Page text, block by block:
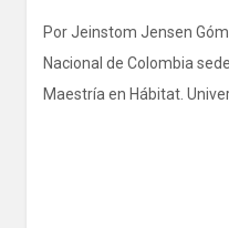
Por Jeinstom Jensen
Nacional de Colombia
Maestría en Hábitat.